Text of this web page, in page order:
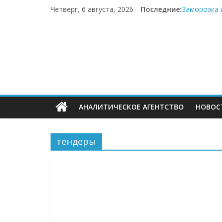
Четверг, 6 августа, 2026 Последние:Заморозка
о
E-
Commerce,
АНАЛИТИЧЕСКОЕ АГЕНТСТВО
тендеры